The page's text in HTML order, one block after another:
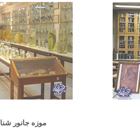
موزه جانور